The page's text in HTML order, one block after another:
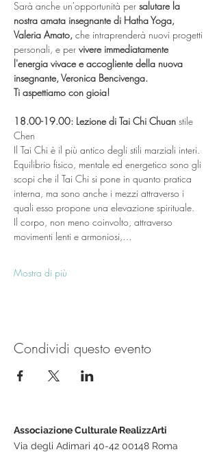
Sarà anche un'opportunità per salutare la
nostra amata insegnante di Hatha Yoga,
Valeria Amato, che intraprenderà nuovi progetti
personali, e per vivere immediatamente
l'energia vivace e accogliente della nuova
insegnante, Veronica Bencivenga.
Ti aspettiamo con gioia!
18.00-19.00: Lezione di Tai Chi Chuan stile
Chen
Il Tai Chi è il più antico degli stili marziali interi.
Equilibrio fisico, mentale ed energetico sono gli
scopi che il Tai Chi si pone in quanto pratica
interna, ma sono anche i mezzi attraverso i
quali esso propone una elevazione spirituale.
Il corpo, non meno coinvolto, attraverso
movimenti lenti e armoniosi,…
Mostra di più
Condividi questo evento
Associazione Culturale RealizzArti
Via degli Adimari 40-42 00148 Roma